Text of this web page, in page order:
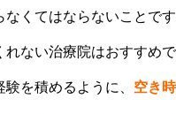
なくてはならないことで
ない治療院はおすすめで
を積めるように、 空き